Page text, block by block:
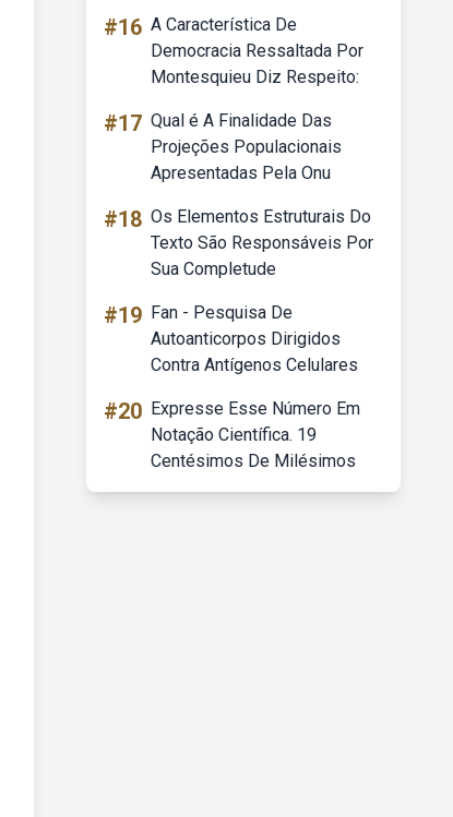
#16 A Característica De
Democracia Ressaltada Por
Montesquieu Diz Respeito:
#17 Qual é A Finalidade Das
Projeções Populacionais
Apresentadas Pela Onu
#18 Os Elementos Estruturais Do
Texto São Responsáveis Por
Sua Completude
#19 Fan - Pesquisa De
Autoanticorpos Dirigidos
Contra Antígenos Celulares
#20 Expresse Esse Número Em
Notação Científica. 19
Centésimos De Milésimos